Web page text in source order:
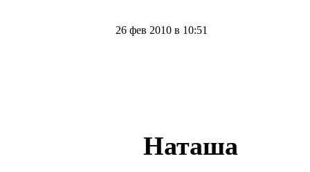
26 фев 2010 в 10:51
Наташа